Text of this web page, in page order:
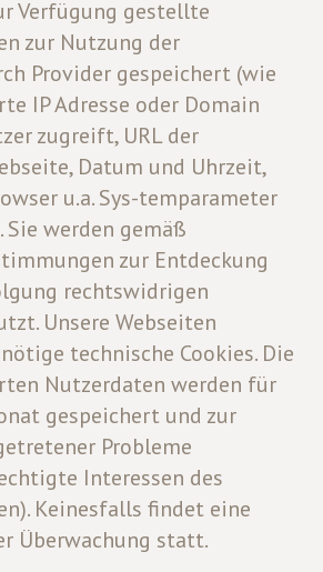
Verfügung gestellte
zur Nutzung der
Provider gespeichert (wie
IP Adresse oder Domain
zugreift, URL der
Datum und Uhrzeit,
u.a. Sys-temparameter
Sie werden gemäß
zur Entdeckung
rechtswidrigen
Unsere Webseiten
technische Cookies. Die
Nutzerdaten werden für
gespeichert und zur
Probleme
Interessen des
Keinesfalls findet eine
Überwachung statt.